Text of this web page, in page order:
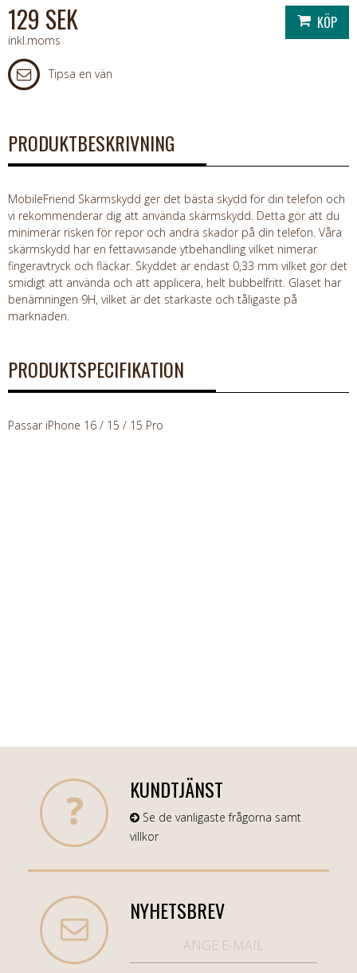
129 SEK
inkl.moms
Tipsa en vän
PRODUKTBESKRIVNING
MobileFriend Skärmskydd ger det bästa skydd för din telefon och
vi rekommenderar dig att använda skärmskydd. Detta gör att du
minimerar risken för repor och andra skador på din telefon. Våra
skärmskydd har en fettavvisande ytbehandling vilket nimerar
fingeravtryck och fläckar. Skyddet är endast 0,33 mm vilket gör det
smidigt att använda och att applicera, helt bubbelfritt. Glaset har
benämningen 9H, vilket är det starkaste och tåligaste på
marknaden.
PRODUKTSPECIFIKATION
Passar iPhone 16 / 15 / 15 Pro
KUNDTJÄNST
Se de vanligaste frågorna samt
villkor
NYHETSBREV